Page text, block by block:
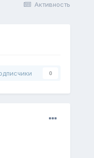
Активность
0